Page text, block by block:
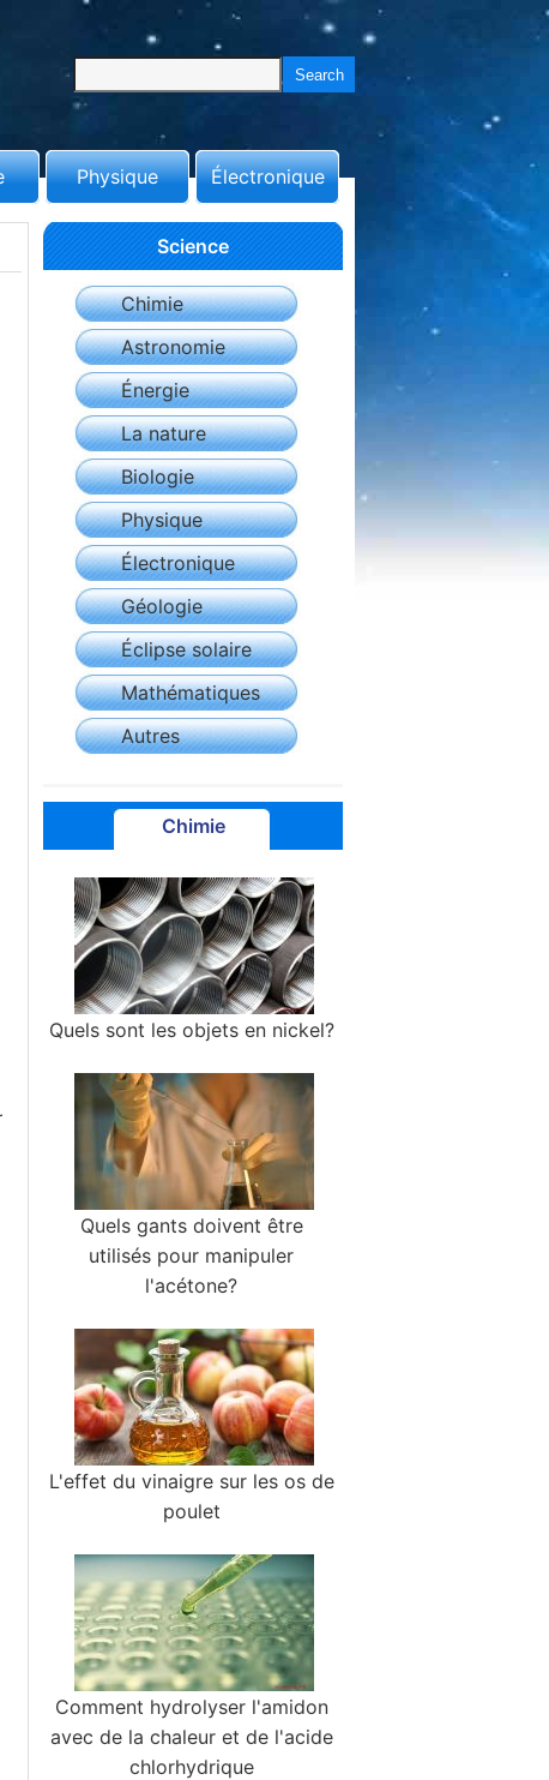
Physique Électronique
Science
Chimie
Astronomie
Énergie
La nature
Biologie
Physique
Électronique
Géologie
Éclipse solaire
Mathématiques
Autres
Chimie
Quels sont les objets en nickel?
Quels gants doivent être
utilisés pour manipuler
l'acétone?
L'effet du vinaigre sur les os de
poulet
Comment hydrolyser l'amidon
avec de la chaleur et de l'acide
chlorhydrique